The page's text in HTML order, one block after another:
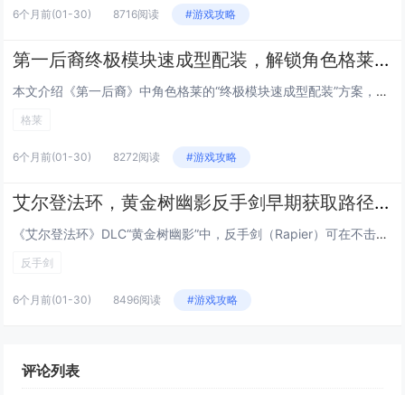
6个月前(01-30) 8716阅读 #游戏攻略
第一后裔终极模块速成型配装，解锁角色格莱后的低成本毕业Build方案
本文介绍《第一后裔》中角色格莱的“终极模块速成型配装”方案，主打低成本、高效率达成毕业强度，该Build围绕格莱的高机动...
格莱
6个月前(01-30) 8272阅读 #游戏攻略
艾尔登法环，黄金树幽影反手剑早期获取路径，无需击败Boss，10分钟跑图拿到DLC强力武器
《艾尔登法环》DLC“黄金树幽影”中，反手剑（Rapier）可在不击败任何Boss的前提下，通过约10分钟的高效跑图流程...
反手剑
6个月前(01-30) 8496阅读 #游戏攻略
评论列表